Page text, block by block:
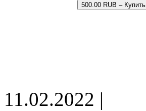
500.00 RUB – Купить
11.02.2022 |